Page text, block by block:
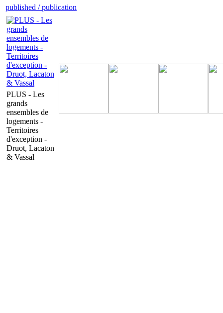
published / publication
PLUS - Les
grands
ensembles de
logements -
Territoires
d'exception -
Druot, Lacaton
& Vassal